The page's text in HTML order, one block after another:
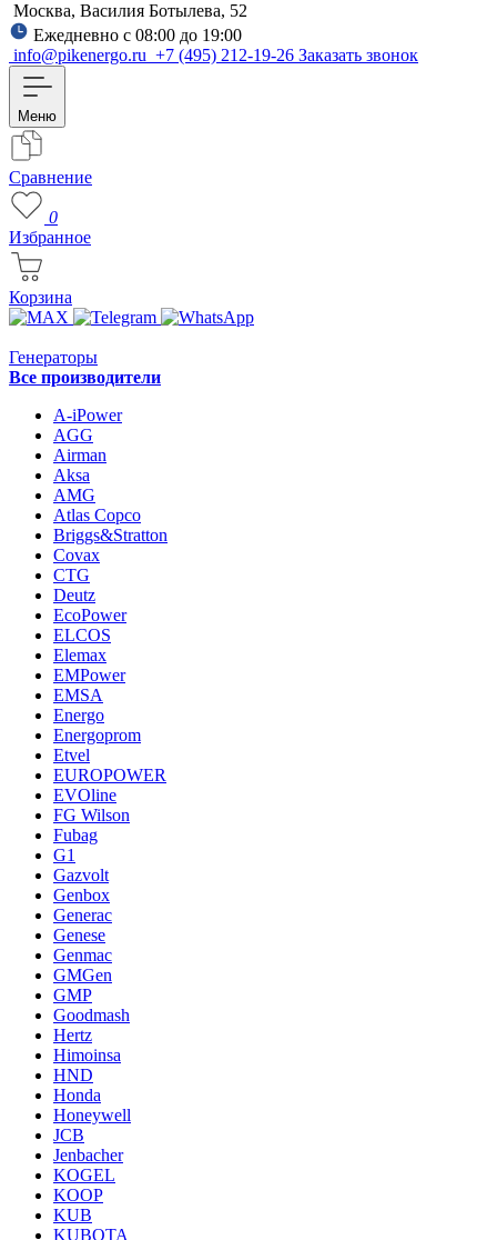
Москва, Василия Ботылева, 52
Ежедневно с 08:00 до 19:00
info@pikenergo.ru +7 (495) 212-19-26 Заказать звонок
Меню
Сравнение
0
Избранное
Корзина
Генераторы
Все производители
A-iPower
AGG
Airman
Aksa
AMG
Atlas Copco
Briggs&Stratton
Covax
CTG
Deutz
EcoPower
ELCOS
Elemax
EMPower
EMSA
Energo
Energoprom
Etvel
EUROPOWER
EVOline
FG Wilson
Fubag
G1
Gazvolt
Genbox
Generac
Genese
Genmac
GMGen
GMP
Goodmash
Hertz
Himoinsa
HND
Honda
Honeywell
JCB
Jenbacher
KOGEL
KOOP
KUB
KUBOTA